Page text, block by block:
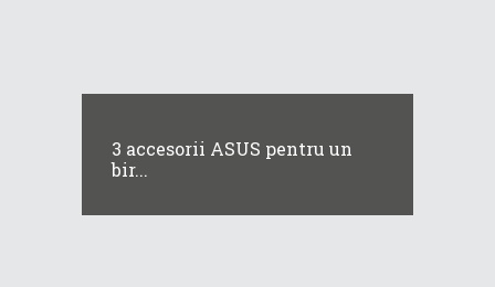
3 accesorii ASUS pentru un
bir...